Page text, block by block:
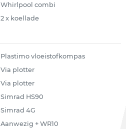
Whirlpool combi
2 x koellade
Plastimo vloeistofkompas
Via plotter
Via plotter
Simrad HS90
Simrad 4G
Aanwezig + WR10